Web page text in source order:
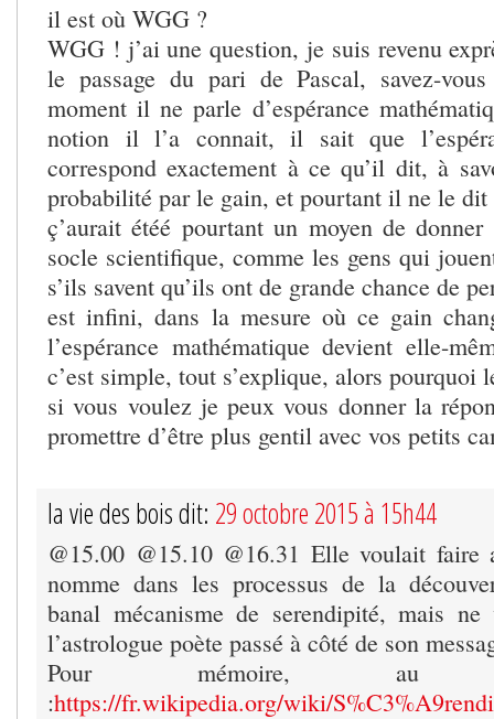
il est où WGG ?
WGG ! j’ai une question, je suis revenu
le passage du pari de Pascal, savez-
moment il ne parle d’espérance
notion il l’a connait, il sait que
correspond exactement à ce qu’il dit, à
probabilité par le gain, et pourtant il ne le
ç’aurait étéé pourtant un moyen de
socle scientifique, comme les gens qui
s’ils savent qu’ils ont de grande chance de
est infini, dans la mesure où ce gain
l’espérance mathématique devient elle-
c’est simple, tout s’explique, alors pourquoi
si vous voulez je peux vous donner la
promettre d’être plus gentil avec vos petits
la vie des bois dit: 29 octobre 2015 à 15h44
@15.00 @15.10 @16.31 Elle voulait faire
nomme dans les processus de la
banal mécanisme de serendipité, mais ne
l’astrologue poète passé à côté de son
Pour mémoire,
:https://fr.wikipedia.org/wiki/